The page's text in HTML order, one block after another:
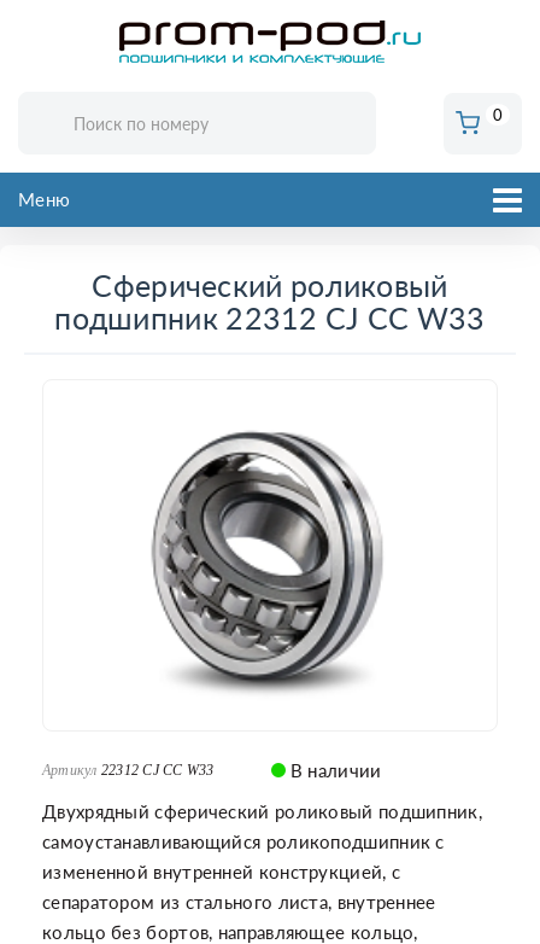
0
Меню
Сферический роликовый
подшипник 22312 CJ CC W33
Артикул 22312 CJ CC W33
В наличии
Двухрядный сферический роликовый подшипник,
самоустанавливающийся роликоподшипник с
измененной внутренней конструкцией, с
сепаратором из стального листа, внутреннее
кольцо без бортов, направляющее кольцо,